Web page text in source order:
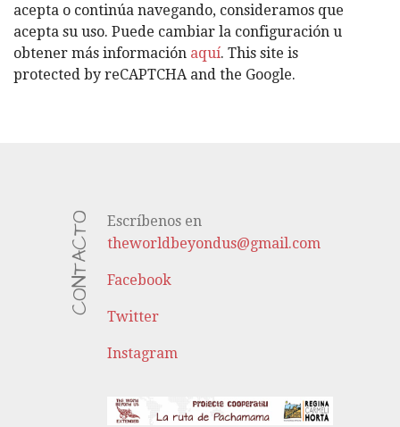
Í
A
S
acepta o continúa navegando, consideramos que
acepta su uso. Puede cambiar la configuración u
obtener más información aquí. This site is
protected by reCAPTCHA and the Google.
CONTACTO
Escríbenos en
theworldbeyondus@gmail.com
Facebook
Twitter
Instagram